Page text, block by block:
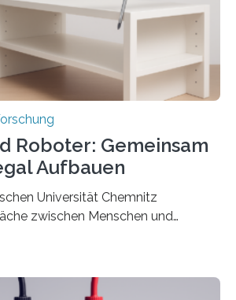
Roboter: Gemeinsam
Aufbauen
Universität Chemnitz
zwischen Menschen und
arbeiten Menschen eng mit
wird das voraussichtlich noch